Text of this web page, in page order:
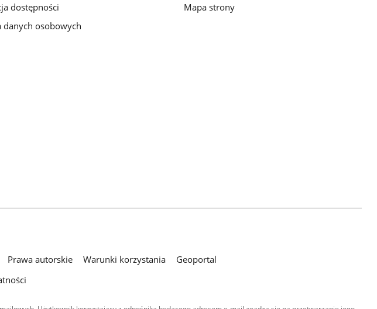
dostępności
danych osobowych
Mapa strony
Prawa autorskie Warunki korzystania
Geoportal